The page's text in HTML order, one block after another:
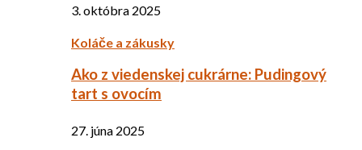
3. októbra 2025
Koláče a zákusky
Ako z viedenskej cukrárne: Pudingový
tart s ovocím
27. júna 2025